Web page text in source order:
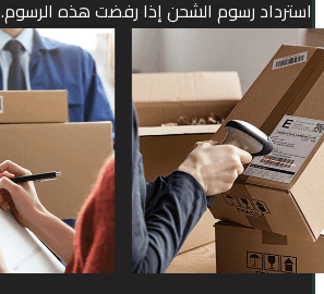
استرداد رسوم الشحن إذا رفضت هذه الرسوم.